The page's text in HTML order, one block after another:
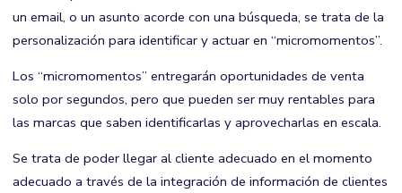
un email, o un asunto acorde con una búsqueda, se trata de la
personalización para identificar y actuar en “micromomentos”.
Los “micromomentos” entregarán oportunidades de venta
solo por segundos, pero que pueden ser muy rentables para
las marcas que saben identificarlas y aprovecharlas en escala.
Se trata de poder llegar al cliente adecuado en el momento
adecuado a través de la integración de información de clientes